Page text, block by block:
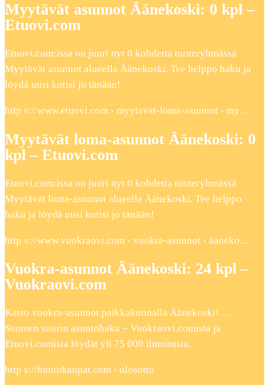
Myytävät asunnot Äänekoski: 0 kpl –
Etuovi.com
Etuovi.com:issa on juuri nyt 0 kohdetta tuoteryhmässä
Myytävät asunnot alueella Äänekoski. Tee helppo haku ja
löydä uusi kotisi jo tänään!
http s://www.etuovi.com › myytavat-loma-asunnot › my…
Myytävät loma-asunnot Äänekoski: 0
kpl – Etuovi.com
Etuovi.com:issa on juuri nyt 0 kohdetta tuoteryhmässä
Myytävät loma-asunnot alueella Äänekoski. Tee helppo
haku ja löydä uusi kotisi jo tänään!
http s://www.vuokraovi.com › vuokra-asunnot › ääneko…
Vuokra-asunnot Äänekoski: 24 kpl –
Vuokraovi.com
Katso vuokra-asunnot paikkakunnalla Äänekoski! …
Suomen suurin asuntohaku – Vuokraovi.comista ja
Etuovi.comista löydät yli 75 000 ilmoitusta.
http s://huutokaupat.com › ulosotto